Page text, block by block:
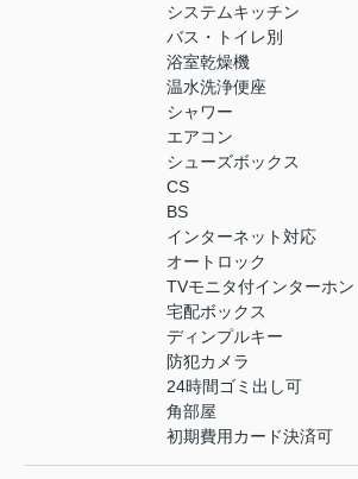
システムキッチン
バス・トイレ別
浴室乾燥機
温水洗浄便座
シャワー
エアコン
シューズボックス
CS
BS
インターネット対応
オートロック
TVモニタ付インターホン
宅配ボックス
ディンプルキー
防犯カメラ
24時間ゴミ出し可
角部屋
初期費用カード決済可